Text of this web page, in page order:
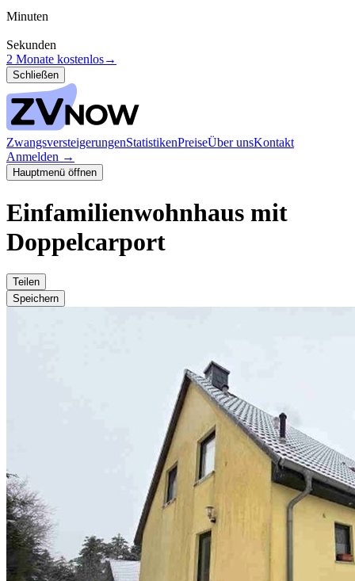
Minuten
Sekunden
2 Monate kostenlos→
Schließen
ZwangsversteigerungenStatistikenPreiseÜber unsKontakt
Anmelden →
Hauptmenü öffnen
Einfamilienwohnhaus mit
Doppelcarport
Teilen
Speichern